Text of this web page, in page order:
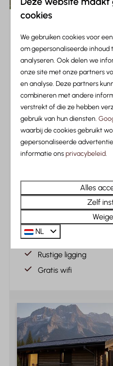
het aanbod van Austria
kamperen in bergen van
Restaurant
Tafeltennistafel
Binnenspeeltuin
Indoor Zwembad
Wasserette
Ontbijtservice
Fitness
Schommels
Met zicht op bergen
Aan de bosrand
Rustige ligging
Gratis wifi
cookies
We gebruiken cookies voor
om gepersonaliseerde inhoud
analyseren. Ook delen we
onze site met onze partners
en analyse. Deze partners
combineren met andere
verstrekt of die ze hebben
gebruik van hun diensten.
waarbij de cookies gebruikt
gepersonaliseerde
informatie onsprivacybeleid.
Alles
Zelf
NL